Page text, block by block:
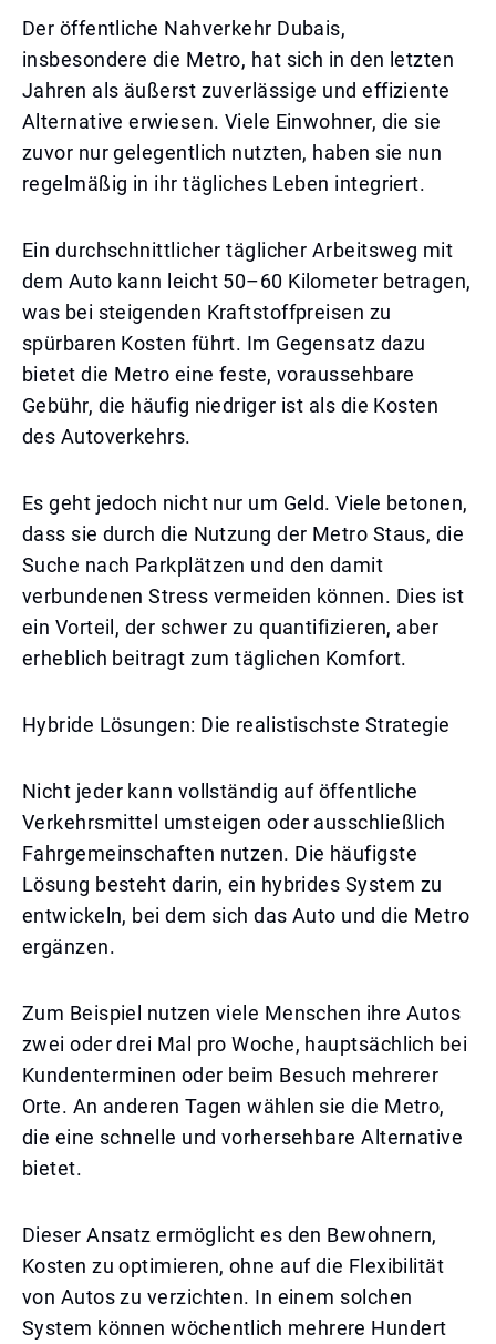
Der öffentliche Nahverkehr Dubais,
insbesondere die Metro, hat sich in den letzten
Jahren als äußerst zuverlässige und effiziente
Alternative erwiesen. Viele Einwohner, die sie
zuvor nur gelegentlich nutzten, haben sie nun
regelmäßig in ihr tägliches Leben integriert.
Ein durchschnittlicher täglicher Arbeitsweg mit
dem Auto kann leicht 50–60 Kilometer betragen,
was bei steigenden Kraftstoffpreisen zu
spürbaren Kosten führt. Im Gegensatz dazu
bietet die Metro eine feste, voraussehbare
Gebühr, die häufig niedriger ist als die Kosten
des Autoverkehrs.
Es geht jedoch nicht nur um Geld. Viele betonen,
dass sie durch die Nutzung der Metro Staus, die
Suche nach Parkplätzen und den damit
verbundenen Stress vermeiden können. Dies ist
ein Vorteil, der schwer zu quantifizieren, aber
erheblich beitragt zum täglichen Komfort.
Hybride Lösungen: Die realistischste Strategie
Nicht jeder kann vollständig auf öffentliche
Verkehrsmittel umsteigen oder ausschließlich
Fahrgemeinschaften nutzen. Die häufigste
Lösung besteht darin, ein hybrides System zu
entwickeln, bei dem sich das Auto und die Metro
ergänzen.
Zum Beispiel nutzen viele Menschen ihre Autos
zwei oder drei Mal pro Woche, hauptsächlich bei
Kundenterminen oder beim Besuch mehrerer
Orte. An anderen Tagen wählen sie die Metro,
die eine schnelle und vorhersehbare Alternative
bietet.
Dieser Ansatz ermöglicht es den Bewohnern,
Kosten zu optimieren, ohne auf die Flexibilität
von Autos zu verzichten. In einem solchen
System können wöchentlich mehrere Hundert